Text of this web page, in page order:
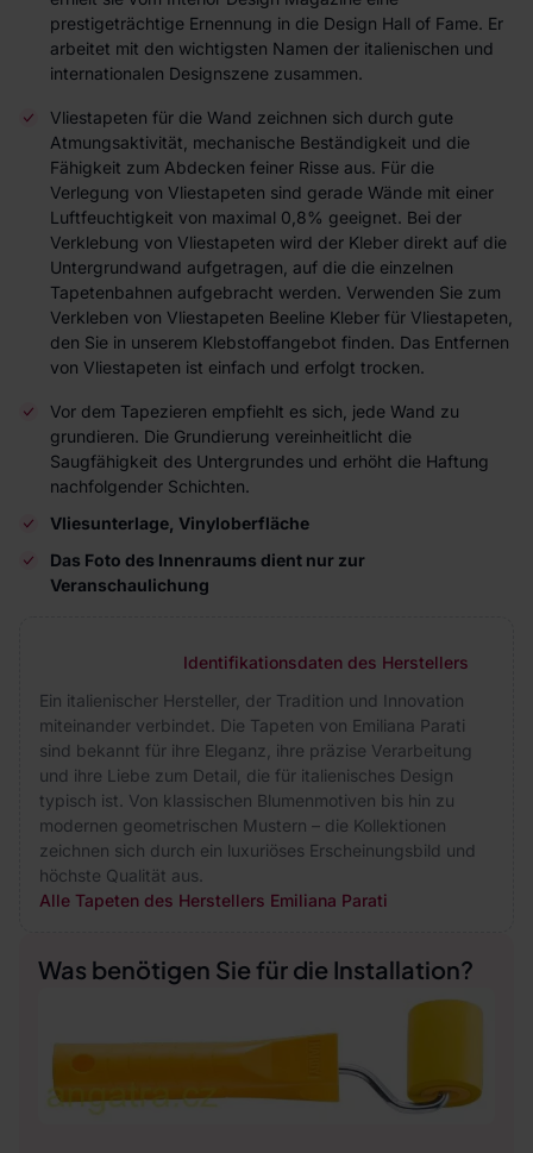
prestigeträchtige Ernennung in die Design Hall of Fame. Er
arbeitet mit den wichtigsten Namen der italienischen und
internationalen Designszene zusammen.
Vliestapeten für die Wand zeichnen sich durch gute
Atmungsaktivität, mechanische Beständigkeit und die
Fähigkeit zum Abdecken feiner Risse aus. Für die
Verlegung von Vliestapeten sind gerade Wände mit einer
Luftfeuchtigkeit von maximal 0,8% geeignet. Bei der
Verklebung von Vliestapeten wird der Kleber direkt auf die
Untergrundwand aufgetragen, auf die die einzelnen
Tapetenbahnen aufgebracht werden. Verwenden Sie zum
Verkleben von Vliestapeten Beeline Kleber für Vliestapeten,
den Sie in unserem Klebstoffangebot finden. Das Entfernen
von Vliestapeten ist einfach und erfolgt trocken.
Vor dem Tapezieren empfiehlt es sich, jede Wand zu
grundieren. Die Grundierung vereinheitlicht die
Saugfähigkeit des Untergrundes und erhöht die Haftung
nachfolgender Schichten.
Vliesunterlage, Vinyloberfläche
Das Foto des Innenraums dient nur zur
Veranschaulichung
Identifikationsdaten des Herstellers
Ein italienischer Hersteller, der Tradition und Innovation
miteinander verbindet. Die Tapeten von Emiliana Parati
sind bekannt für ihre Eleganz, ihre präzise Verarbeitung
und ihre Liebe zum Detail, die für italienisches Design
typisch ist. Von klassischen Blumenmotiven bis hin zu
modernen geometrischen Mustern – die Kollektionen
zeichnen sich durch ein luxuriöses Erscheinungsbild und
höchste Qualität aus.
Alle Tapeten des Herstellers Emiliana Parati
Was benötigen Sie für die Installation?